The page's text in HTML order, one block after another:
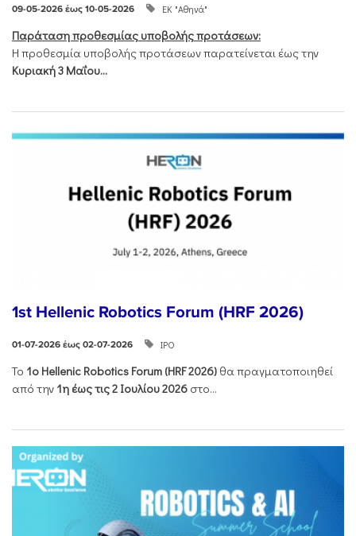
09-05-2026 έως 10-05-2026 ΕΚ "Αθηνά"
Παράταση προθεσμίας υποβολής προτάσεων:
Η προθεσμία υποβολής προτάσεων παρατείνεται έως την
Κυριακή 3 Μαΐου...
1st Hellenic Robotics Forum (HRF 2026)
01-07-2026 έως 02-07-2026 ΙΡΟ
Το 1ο Hellenic Robotics Forum (HRF2026) θα πραγματοποιηθεί
από την 1η έως τις 2 Ιουλίου 2026 στο...